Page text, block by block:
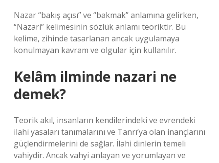
Nazar “bakış açısı” ve “bakmak” anlamına gelirken,
“Nazari” kelimesinin sözlük anlamı teoriktir. Bu
kelime, zihinde tasarlanan ancak uygulamaya
konulmayan kavram ve olgular için kullanılır.
Kelâm ilminde nazari ne
demek?
Teorik akıl, insanların kendilerindeki ve evrendeki
ilahi yasaları tanımalarını ve Tanrı’ya olan inançlarını
güçlendirmelerini de sağlar. İlahi dinlerin temeli
vahiydir. Ancak vahyi anlayan ve yorumlayan ve